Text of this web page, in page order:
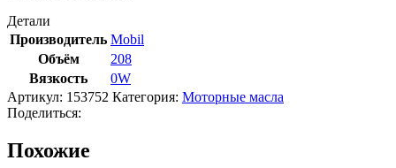
Детали
Производитель Mobil
Объём
208
Вязкость
0W
Артикул: 153752 Категория: Моторные масла
Поделиться:
Похожие